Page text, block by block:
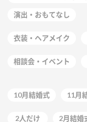
演出・おもてなし
衣装・ヘアメイク
相談会・イベント
10月結婚式 11月
2人だけ 2月結婚